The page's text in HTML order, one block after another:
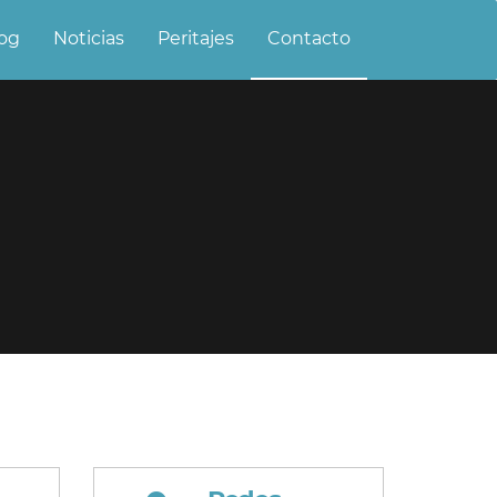
Noticias Peritajes Contacto